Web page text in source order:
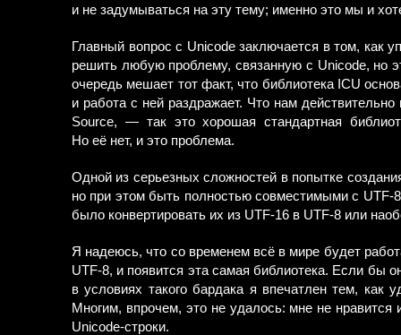
и не задумываться на эту тему; именно это мы и
Главный вопрос с Unicode заключается в том, как
решить любую проблему, связанную с Unicode, но
очередь мешает тот факт, что библиотека ICU
и работа с ней раздражает. Что нам
Source, — так это хорошая стандартная
Но её нет, и это проблема.
Одной из серьезных сложностей в попытке
но при этом быть полностью совместимыми с
было конвертировать их из UTF-16 в UTF-8 или
Я надеюсь, что со временем всё в мире будет
UTF-8, и появится эта самая библиотека. Если
в условиях такого бардака я впечатлен тем, как
Многим, впрочем, это не удалось: мне не
Unicode-строки.